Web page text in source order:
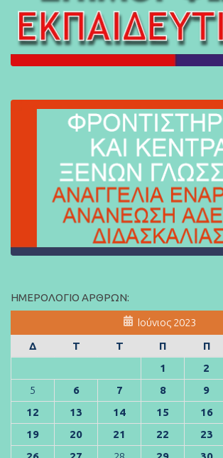
ΗΜΕΡΟΛΌΓΙΟ ΆΡΘΡΩΝ:
Ιούνιος 2023
Δ
Τ Τ Π Π
1
2
5
6 7 8 9
12
13 14 15 16
19
20 21 22 23